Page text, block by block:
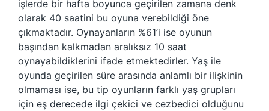
işlerde bir hafta boyunca geçirilen zamana denk
olarak 40 saatini bu oyuna verebildiği öne
çıkmaktadır. Oynayanların %61’i ise oyunun
başından kalkmadan aralıksız 10 saat
oynayabildiklerini ifade etmektedirler. Yaş ile
oyunda geçirilen süre arasında anlamlı bir ilişkinin
olmaması ise, bu tip oyunların farklı yaş grupları
için eş derecede ilgi çekici ve cezbedici olduğunu